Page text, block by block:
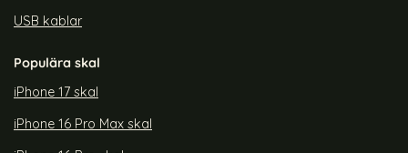
USB kablar
Populära skal
iPhone 17 skal
iPhone 16 Pro Max skal